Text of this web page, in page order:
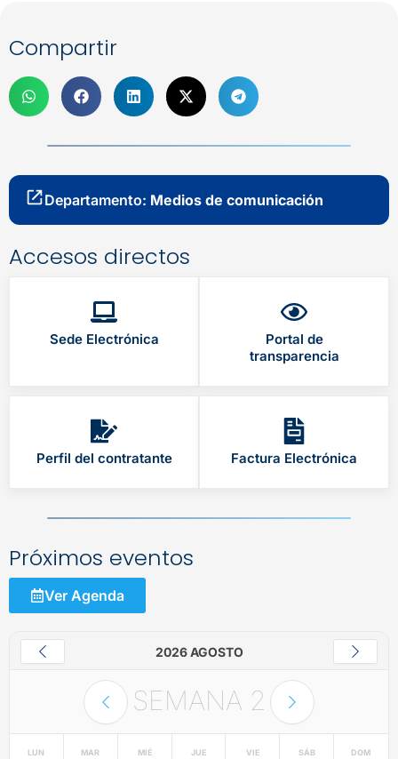
Compartir
Departamento: Medios de comunicación
Accesos directos
Sede Electrónica
Portal de
transparencia
Perfil del contratante Factura Electrónica
Próximos eventos
Ver Agenda
2026 AGOSTO
SEMANA 2
LUN MAR MIÉ JUE VIE SÁB DOM